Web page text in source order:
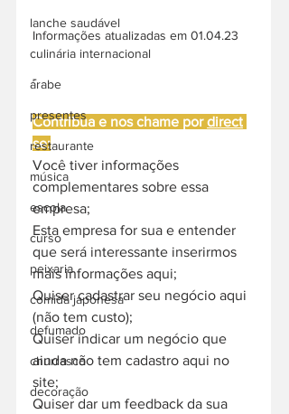
lanche saudável
culinária internacional
árabe
presentes
restaurante
música
escola
curso
peixaria
comida japonesa
defumado
churrasco
decoração
Informações atualizadas em 01.04.23
-
Contribua e nos chame por direct
se:
Você tiver informações
complementares sobre essa
empresa;
Esta empresa for sua e entender
que será interessante inserirmos
mais informações aqui;
Quiser cadastrar seu negócio aqui
(não tem custo);
Quiser indicar um negócio que
ainda não tem cadastro aqui no
site;
Quiser dar um feedback da sua